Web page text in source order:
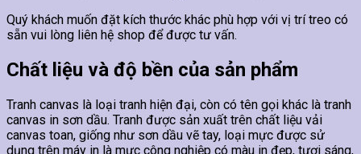
Quý khách muốn đặt kích thước khác phù hợp với vị trí treo có
sẵn vui lòng liên hệ shop để được tư vấn.
Chất liệu và độ bền của sản phẩm
Tranh canvas là loại tranh hiện đại, còn có tên gọi khác là tranh
canvas in sơn dầu. Tranh được sản xuất trên chất liệu vải
canvas toan, giống như sơn dầu vẽ tay, loại mực được sử
dụng trên máy in là mực công nghiệp có màu in đẹp, tươi sáng,